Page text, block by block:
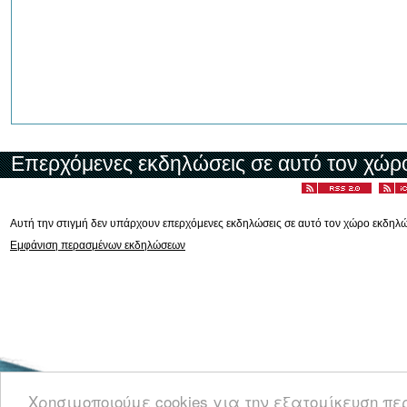
Χρησιμοποιούμε cookies για την εξατομίκευση
Επερχόμενες εκδηλώσεις σε αυτό τον
Αυτή την στιγμή δεν υπάρχουν επερχόμενες εκδηλώσεις σε αυτό τον χώρο
Εμφάνιση περασμένων εκδηλώσεων